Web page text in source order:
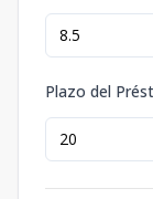
Plazo del